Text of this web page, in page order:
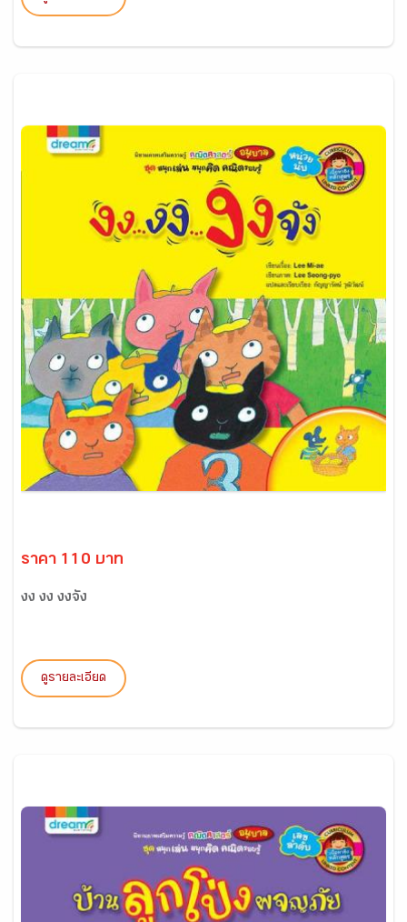
ราคา 110 บาท
งง งง งงจัง
ดูรายละเอียด